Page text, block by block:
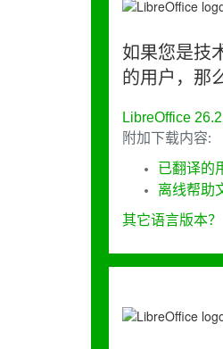
如果您是技
的用户，那
LibreOffice
附加下载内容:
已翻译的
离线帮助
其它语言版本？